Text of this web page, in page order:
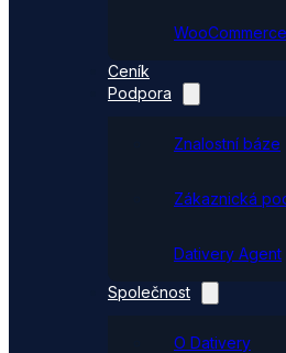
WooCommerce
Ceník
Podpora
Znalostní báze
Zákaznická
Dativery Agent
Společnost
O Dativery